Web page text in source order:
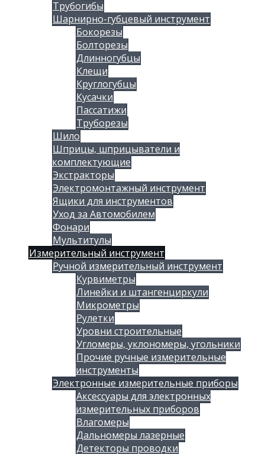
Трубогибы
Шарнирно-губцевый инструмент
Бокорезы
Болторезы
Длинногубцы
Клещи
Круглогубцы
Кусачки
Пассатижи
Труборезы
Шило
Шприцы, шприцыватели и
комплектующие
Экстракторы
Электромонтажный инструмент
Ящики для инструментов
Уход за Автомобилем
Фонари
Мультитулы
Измерительный инструмент
Ручной измерительный инструмент
Курвиметры
Линейки и штангенциркули
Микрометры
Рулетки
Уровни строительные
Угломеры, уклономеры, угольники
Прочие ручные измерительные
инструменты
Электронные измерительные приборы
Аксессуары для электронных
измерительных приборов
Влагомеры
Дальномеры лазерные
Детекторы проводки